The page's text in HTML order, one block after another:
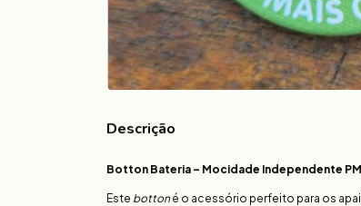
Descrição
Botton Bateria – Mocidade Independente PM
Este bottoné o acessório perfeito para os